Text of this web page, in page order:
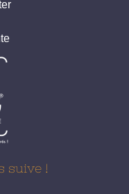
suive !